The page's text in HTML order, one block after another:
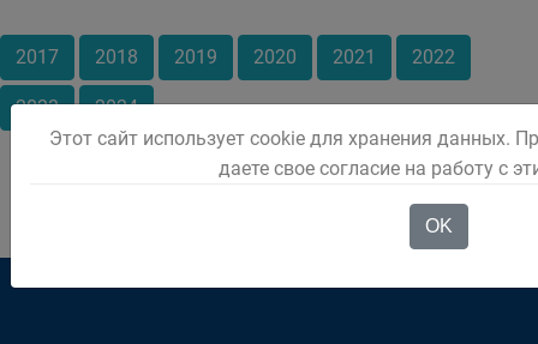
2017 2018 2019 2020 2021 2022
2023 2024
Этот сайт использует cookie для хранения данных.
даете свое согласие на работу с
OK